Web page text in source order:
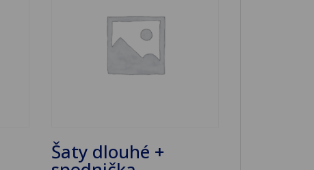
Šaty dlouhé +